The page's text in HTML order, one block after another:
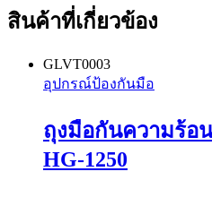
สินค้าที่เกี่ยวข้อง
GLVT0003
อุปกรณ์ป้องกันมือ
ถุงมือกันความร้อน
HG-1250